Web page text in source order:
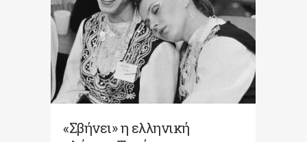
«Σβήνει» η ελληνική